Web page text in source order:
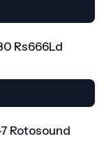
Rs666Ld
Rotosound